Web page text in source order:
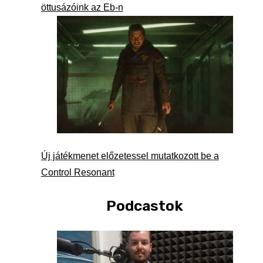
öttusázóink az Eb-n
Új játékmenet előzetessel mutatkozott be a
Control Resonant
Podcastok